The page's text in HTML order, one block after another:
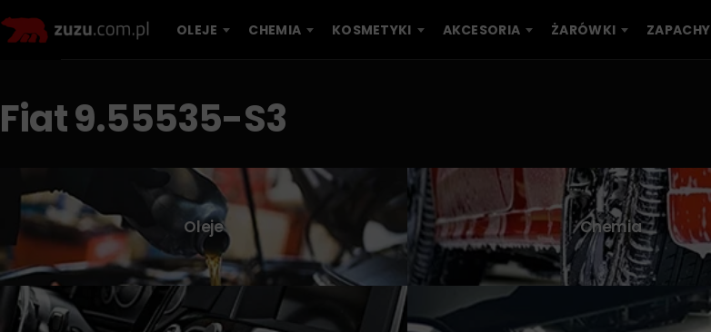
OLEJE CHEMIA KOSMETYKI AKCESORIA ŻARÓWKI ZAPACHY
Fiat 9.55535-S3
Oleje Chemia